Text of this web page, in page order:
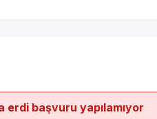
erdi başvuru yapılamıyor